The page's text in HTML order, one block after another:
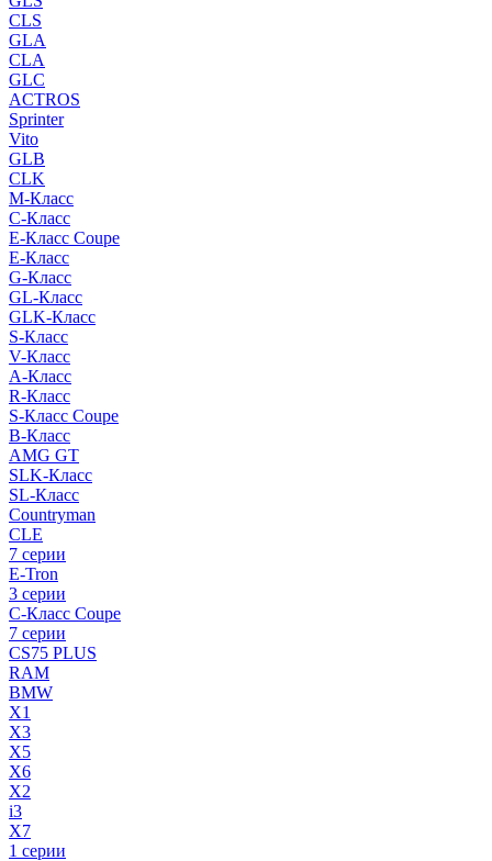
CLS
GLA
CLA
GLC
ACTROS
Sprinter
Vito
GLB
CLK
M-Класс
C-Класс
E-Класс Coupe
E-Класс
G-Класс
GL-Класс
GLK-Класс
S-Класс
V-Класс
A-Класс
R-Класс
S-Класс Сoupe
B-Класс
AMG GT
SLK-Класс
SL-Класс
Countryman
CLE
7 серии
E-Tron
3 серии
C-Класс Coupe
7 серии
CS75 PLUS
RAM
BMW
X1
X3
X5
X6
X2
i3
X7
1 серии